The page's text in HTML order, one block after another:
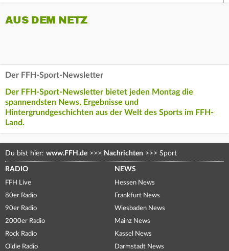
AUS DEM NETZ
Der FFH-Sport-Newsletter
Der FFH-Sport-Newsletter bietet jeden Montag die
spannendsten News, Ergebnisse und
Hintergrundgeschichten aus der Welt des Sports im FFH-
Land.
Du bist hier: www.FFH.de >>> Nachrichten >>> Sport
RADIO
FFH Live
80er Radio
90er Radio
2000er Radio
Rock Radio
Oldie Radio
NEWS
Hessen News
Frankfurt News
Wiesbaden News
Mainz News
Kassel News
Darmstadt News